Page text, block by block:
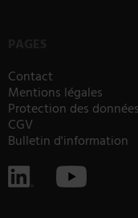
Contact
Mentions légales
Protection des données
CGV
Bulletin d'information